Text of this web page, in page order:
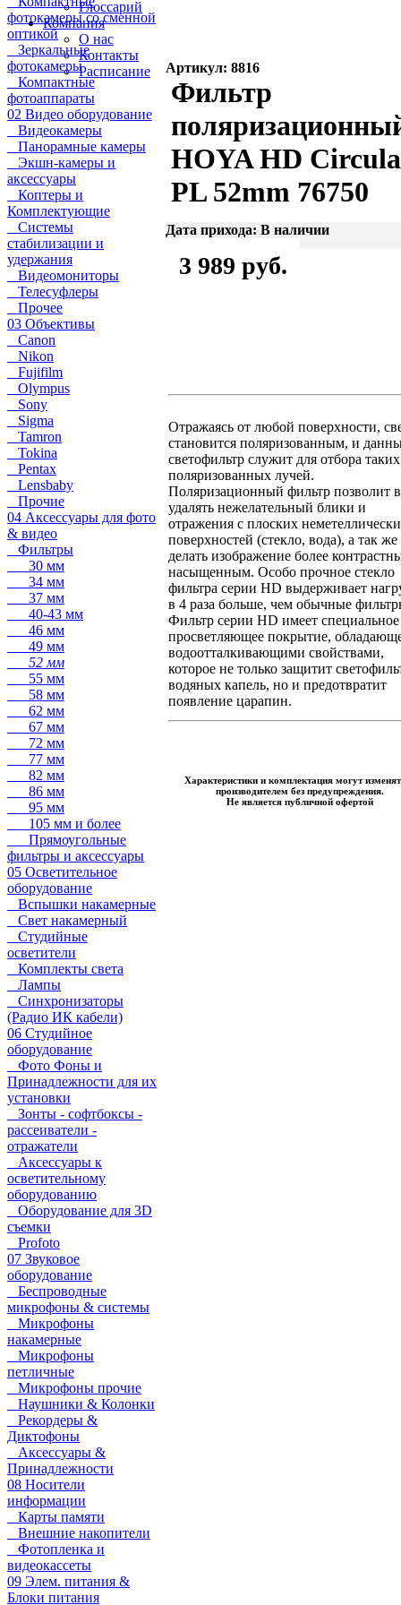
Глоссарий
Компания
О нас
Контакты
Расписание
фотокамеры со сменной
оптикой
Зеркальные
фотокамеры
Компактные
фотоаппараты
02 Видео оборудование
Видеокамеры
Панорамные камеры
Экшн-камеры и
аксессуары
Коптеры и
Комплектующие
Системы
стабилизации и
удержания
Видеомониторы
Телесуфлеры
Прочее
03 Объективы
Canon
Nikon
Fujifilm
Olympus
Sony
Sigma
Tamron
Tokina
Pentax
Lensbaby
Прочие
04 Аксессуары для фото
& видео
Фильтры
30 мм
34 мм
37 мм
40-43 мм
46 мм
49 мм
52 мм
55 мм
58 мм
62 мм
67 мм
72 мм
77 мм
82 мм
86 мм
95 мм
105 мм и более
Прямоугольные
фильтры и аксессуары
05 Осветительное
оборудование
Вспышки накамерные
Свет накамерный
Студийные
осветители
Комплекты света
Лампы
Синхронизаторы
(Радио ИК кабели)
06 Студийное
оборудование
Фото Фоны и
Принадлежности для их
установки
Зонты - софтбоксы -
рассеиватели -
отражатели
Аксессуары к
осветительному
оборудованию
Оборудование для 3D
съемки
Profoto
07 Звуковое
оборудование
Беспроводные
микрофоны & системы
Микрофоны
накамерные
Микрофоны
петличные
Микрофоны прочие
Наушники & Колонки
Рекордеры &
Диктофоны
Аксессуары &
Принадлежности
08 Носители
информации
Карты памяти
Внешние накопители
Фотопленка и
видеокассеты
09 Элем. питания &
Блоки питания
Артикул: 8816
Фильтр
HOYA HD
PL 52mm 76750
Дата прихода: В наличии
3 989 руб.
Отражаясь от любой поверхности,
становится поляризованным, и
светофильтр служит для отбора таких
поляризованных лучей.
Поляризационный фильтр позволит
удалять нежелательный блики и
отражения с плоских
поверхностей (стекло, вода), а так же
делать изображение более
насыщенным. Особо прочное стекло
фильтра серии HD выдерживает
в 4 раза больше, чем обычные
Фильтр серии HD имеет специальное
просветляющее покрытие,
водоотталкивающими свойствами,
которое не только защитит
водяных капель, но и предотвратит
появление царапин.
Характеристики и комплектация могут
производителем без предупреждения.
Не является публичной офертой